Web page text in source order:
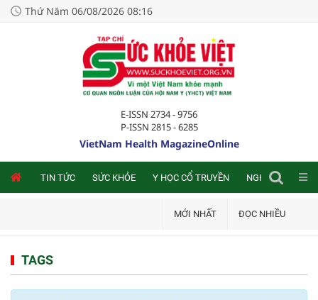
Thứ Năm 06/08/2026 08:16
E-ISSN 2734 - 9756
P-ISSN 2815 - 6285
VietNam Health MagazineOnline
TIN TỨC SỨC KHỎE Y HỌC CỔ TRUYỀN NGHIÊN CỨU
MỚI NHẤT ĐỌC NHIỀU
TAGS